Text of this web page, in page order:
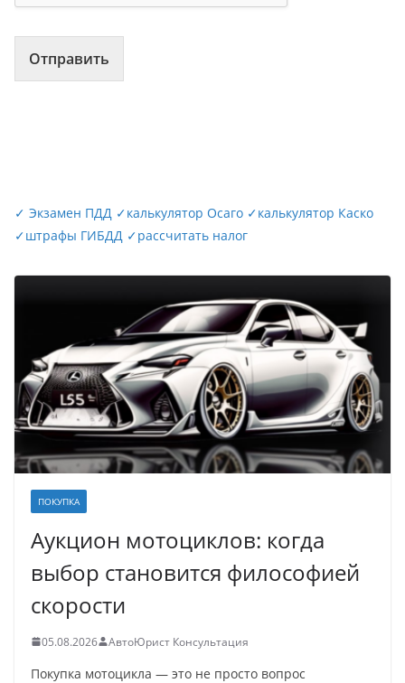
Отправить
✓ Экзамен ПДД ✓калькулятор Осаго ✓калькулятор Каско
✓штрафы ГИБДД ✓рассчитать налог
ПОКУПКА
Аукцион мотоциклов: когда
выбор становится философией
скорости
05.08.2026 АвтоЮрист Консультация
Покупка мотоцикла — это не просто вопрос